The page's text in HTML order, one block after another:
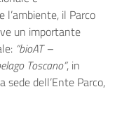
l’ambiente, il Parco
un importante
“bioAT –
Toscano”, in
sede dell’Ente Parco,